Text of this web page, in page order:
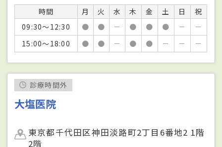
時間 月 火 水 木 金 土 日
祝
09:30～12:30
● ● － ● ● ● －
－
15:00～18:00
● ● － ● ● － － －
診療時間外
大塩医院
東京都千代田区神田淡路町2丁目6番地2 1階
2階